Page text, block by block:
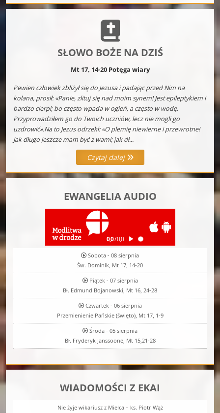
SŁOWO BOŻE NA DZIŚ
Mt 17, 14-20 Potęga wiary
Pewien człowiek zbliżył się do Jezusa i padając przed Nim na
kolana, prosił: «Panie, zlituj się nad moim synem! Jest epileptykiem i
bardzo cierpi; bo często wpada w ogień, a często w wodę.
Przyprowadziłem go do Twoich uczniów, lecz nie mogli go
uzdrowić».Na to Jezus odrzekł: «O plemię niewierne i przewrotne!
Jak długo jeszcze mam być z wami; jak dł...
Czytaj dalej
EWANGELIA AUDIO
Sobota - 08 sierpnia
Św. Dominik, Mt 17, 14-20
Piątek - 07 sierpnia
Bł. Edmund Bojanowski, Mt 16, 24-28
Czwartek - 06 sierpnia
Przemienienie Pańskie (święto), Mt 17, 1-9
Środa - 05 sierpnia
Bł. Fryderyk Janssoone, Mt 15,21-28
WIADOMOŚCI Z EKAI
Nie żyje wikariusz z Mielca – ks. Piotr Wąż